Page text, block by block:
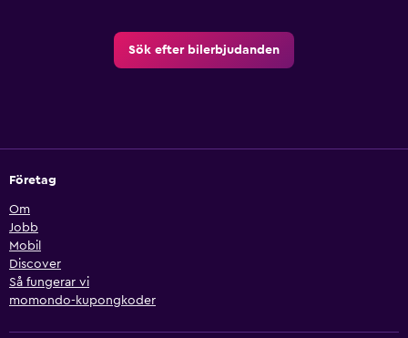
Sök efter bilerbjudanden
Företag
Om
Jobb
Mobil
Discover
Så fungerar vi
momondo-kupongkoder